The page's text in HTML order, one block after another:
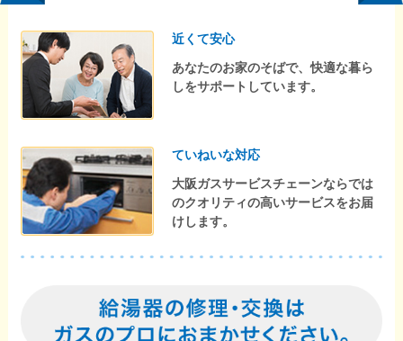
近くて安心
あなたのお家のそばで、快適な暮ら
しをサポートしています。
ていねいな対応
大阪ガスサービスチェーンならでは
のクオリティの高いサービスをお届
けします。